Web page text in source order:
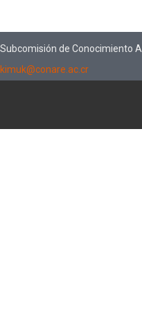
Subcomisión de Conocimiento
kimuk@conare.ac.cr